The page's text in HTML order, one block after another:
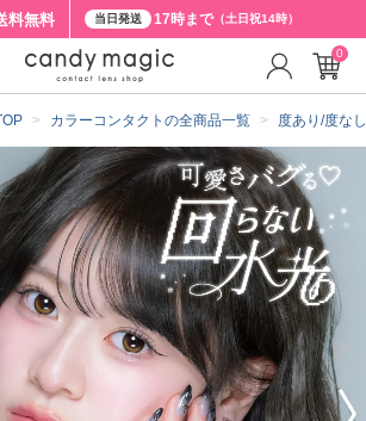
料無料 当日発送 17時まで（土日祝14時）
カラーコンタクトの全商品一覧 度あり/度な
0
クーポン詳細